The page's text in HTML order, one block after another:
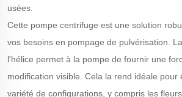
usées.
Cette pompe centrifuge est une solution
vos besoins en pompage de pulvérisation.
l'hélice permet à la pompe de fournir une
modification visible. Cela la rend idéale pour
variété de configurations, y compris les